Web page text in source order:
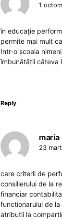
1
în educație
permite mai mult
Intr-o școala
îmbunătății câteva
Reply
maria
23
care criterii de
consilierului de la
financiar
functionarului de
atributii la